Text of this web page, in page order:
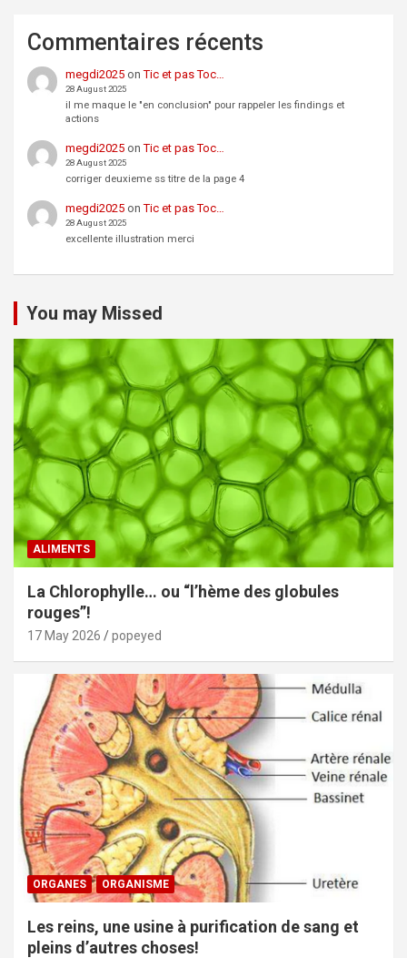
Commentaires récents
megdi2025 onTic et pas Toc…
28 August 2025
il me maque le "en conclusion" pour rappeler les findings et
actions
megdi2025 onTic et pas Toc…
28 August 2025
corriger deuxieme ss titre de la page 4
megdi2025 onTic et pas Toc…
28 August 2025
excellente illustration merci
You may Missed
ALIMENTS
La Chlorophylle… ou “l’hème des globules
rouges”!
17 May 2026 popeyed
ORGANES ORGANISME
Les reins, une usine à purification de sang et
pleins d’autres choses!